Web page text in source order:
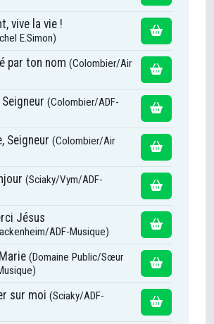
vive la vie !
E.Simon)
par ton nom (Colombier/Air
(Colombier/ADF-
Seigneur (Colombier/Air
(Sciaky/Vym/ADF-
Jésus
ADF-Musique)
(Domaine Public/Sœur
sur moi (Sciaky/ADF-